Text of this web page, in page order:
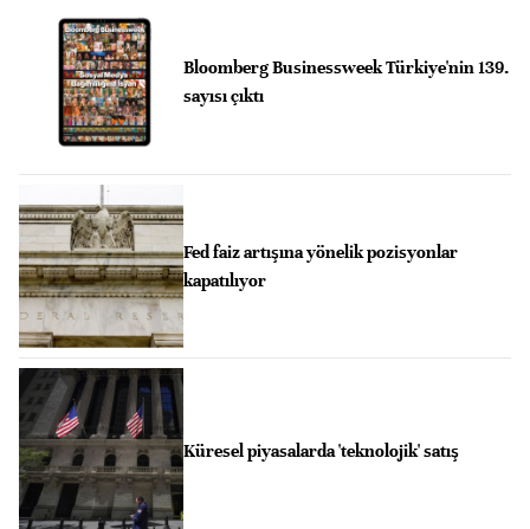
Bloomberg Businessweek Türkiye'nin 139.
sayısı çıktı
Fed faiz artışına yönelik pozisyonlar
kapatılıyor
Küresel piyasalarda 'teknolojik' satış